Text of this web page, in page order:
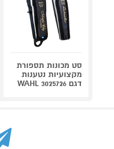
סט מכונות תספורת
מקצועיות נטענות
דגם WAHL 3025726